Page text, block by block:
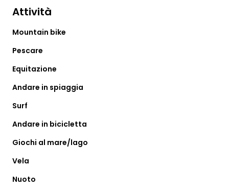
Attività
Mountain bike
Pescare
Equitazione
Andare in spiaggia
Surf
Andare in bicicletta
Giochi al mare/lago
Vela
Nuoto